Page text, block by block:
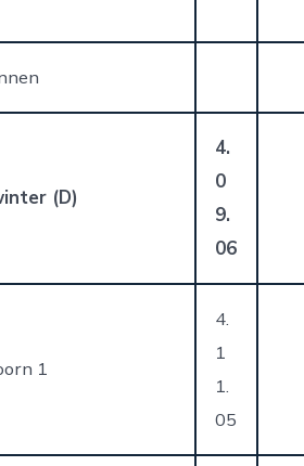
(D)
4.
0
9.
06
1
4.
1
1.
05